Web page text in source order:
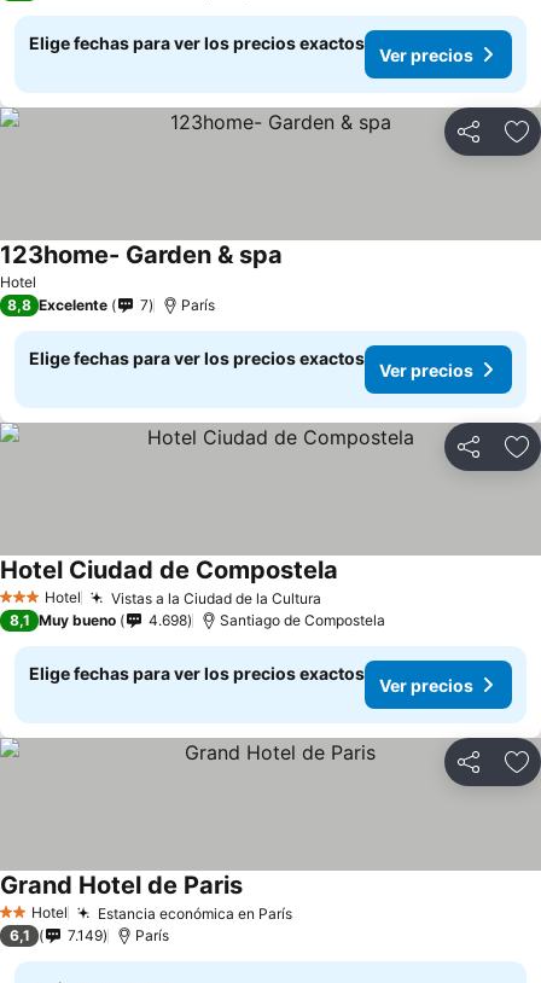
Elige fechas para ver los precios exactos
Ver precios
Compartir
Hotel
123home- Garden & spa
8,8 Excelente 7 París
Elige fechas para ver los precios exactos
Ver precios
Compartir
3 Estrellas
Hotel Vistas a la Ciudad de la Cultura
Hotel Ciudad de Compostela
8,1 Muy bueno 4.698 Santiago de Compostela
Elige fechas para ver los precios exactos
Ver precios
Compartir
2 Estrellas
Hotel Estancia económica en ParísVer precios
Grand Hotel de ParisVer precios
6,1 7.149 París